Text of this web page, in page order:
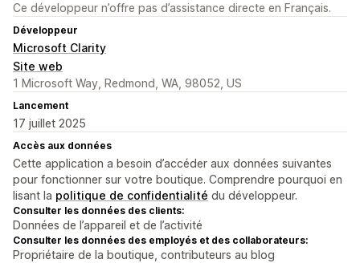
Ce développeur n’offre pas d’assistance directe en Français.
Développeur
Microsoft Clarity
Site web
1 Microsoft Way, Redmond, WA, 98052, US
Lancement
17 juillet 2025
Accès aux données
Cette application a besoin d’accéder aux données suivantes
pour fonctionner sur votre boutique. Comprendre pourquoi en
lisant la politique de confidentialité du développeur.
Consulter les données des clients:
Données de l’appareil et de l’activité
Consulter les données des employés et des collaborateurs:
Propriétaire de la boutique, contributeurs au blog